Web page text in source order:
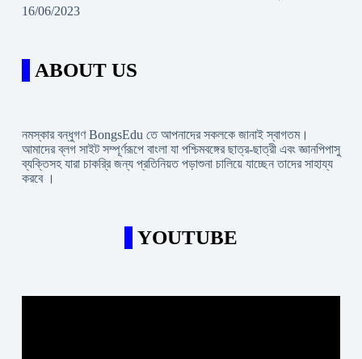
16/06/2023
ABOUT US
নমস্কার বন্ধুগণ BongsEdu তে আপনাদের সকলকে জানাই স্বাগতম।
আমাদের ব্লগ সাইট সম্পূর্ণরূপে বাংলা যা পশ্চিমবঙ্গের ছাত্র-ছাত্রী এবং জ্ঞানপিপাসু
ব্যক্তিসহ যারা চাকরি্র জন্য প্রতিনিয়ত পড়াশুনা চালিয়ে যাচ্ছেন তাদের সাহায্য
করবে ।
YOUTUBE